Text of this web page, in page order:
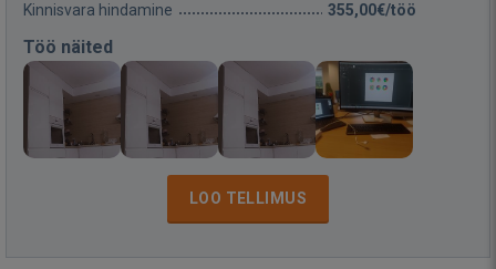
Kinnisvara hindamine 355,00€/töö
Töö näited
LOO TELLIMUS